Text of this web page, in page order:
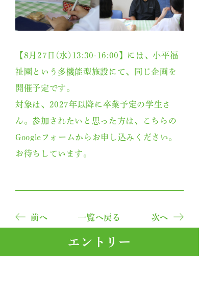
【8月27日(水)13:30-16:00】には、小平福
祉園という多機能型施設にて、同じ企画を
開催予定です。
対象は、2027年以降に卒業予定の学生さ
ん。参加されたいと思った方は、
こちらの
Googleフォームからお申し込みください。
お待ちしています。
前へ 一覧へ戻る 次へ
エントリー